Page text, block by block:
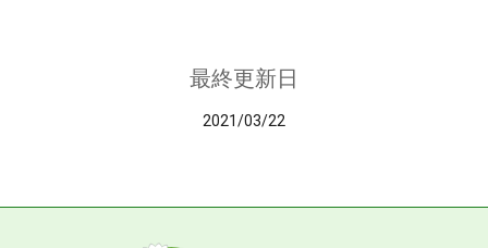
最終更新日
2021/03/22